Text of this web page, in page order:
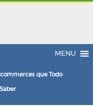
MENU
que Todo